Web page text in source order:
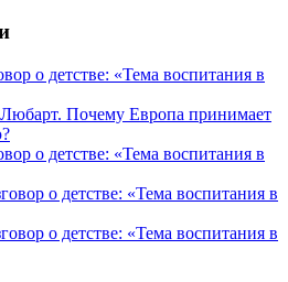
о детстве: «Тема воспитания в
Почему Европа принимает
о детстве: «Тема воспитания в
о детстве: «Тема воспитания в
о детстве: «Тема воспитания в